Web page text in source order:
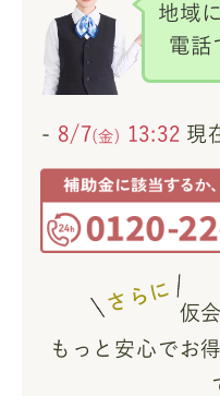
地域
電話
- 8/7(金) 13:32 現
さらに 仮
もっと安心でお